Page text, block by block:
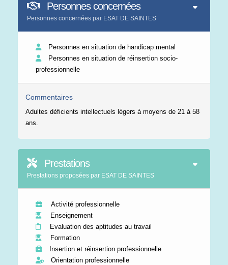
Personnes concernées
Personnes concernées par ESAT DE SAINTES
Personnes en situation de handicap mental
Personnes en situation de réinsertion socio-
professionnelle
Commentaires
Adultes déficients intellectuels légers à moyens de 21 à 58
ans.
Prestations
Prestations proposées par ESAT DE SAINTES
Activité professionnelle
Enseignement
Evaluation des aptitudes au travail
Formation
Insertion et réinsertion professionnelle
Orientation professionnelle